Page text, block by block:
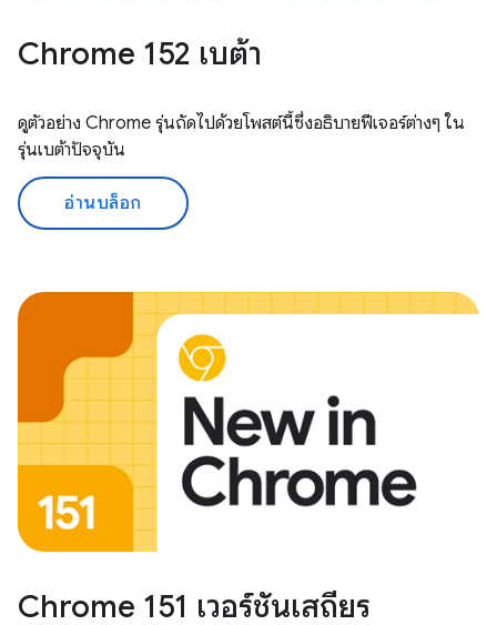
Chrome 152 เบต้า
ดูตัวอย่าง Chrome รุ่นถัดไปด้วยโพสต์นี้ซึ่งอธิบายฟีเจอร์ต่างๆ ใน
รุ่นเบต้าปัจจุบัน
อ่านบล็อก
Chrome 151 เวอร์ชันเสถียร